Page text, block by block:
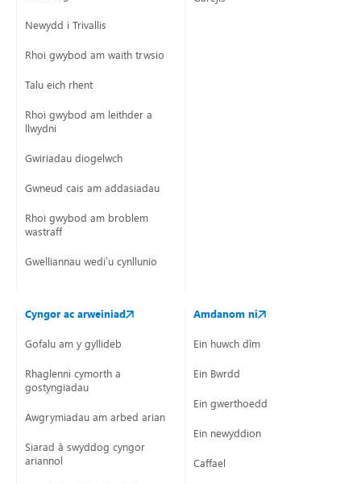
Newydd i Trivallis
Rhoi gwybod am waith trwsio
Talu eich rhent
Rhoi gwybod am leithder a
llwydni
Gwiriadau diogelwch
Gwneud cais am addasiadau
Rhoi gwybod am broblem
wastraff
Gwelliannau wedi’u cynllunio
Cyngor ac arweiniad
Gofalu am y gyllideb
Rhaglenni cymorth a
gostyngiadau
Awgrymiadau am arbed arian
Siarad â swyddog cyngor
ariannol
Amdanom ni
Ein huwch dîm
Ein Bwrdd
Ein gwerthoedd
Ein newyddion
Caffael